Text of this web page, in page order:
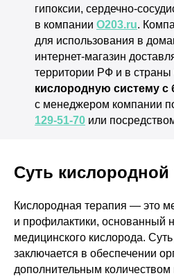
гипоксии, сердечно-
в компании О203.ru.
для использования в
интернет-магазин
территории РФ и в
кислородную систему с
с менеджером компании
129-51-70 или
Суть кислородной
Кислородная терапия — это
и профилактики, основанный
медицинского кислорода.
заключается в обеспечении
дополнительным количеством